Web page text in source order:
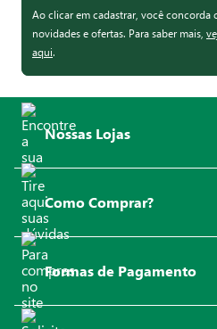
Ao clicar em cadastrar, você concorda
novidades e ofertas. Para saber mais,
aqui.
Nossas Lojas
Como Comprar?
Formas de Pagamento